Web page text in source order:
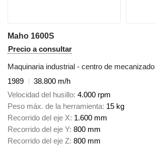
Maho 1600S
Precio a consultar
Maquinaria industrial - centro de mecanizado
1989
38.800 m/h
Velocidad del husillo 4.000 rpm
Peso máx. de la herramienta 15 kg
Recorrido del eje X 1.600 mm
Recorrido del eje Y 800 mm
Recorrido del eje Z 800 mm